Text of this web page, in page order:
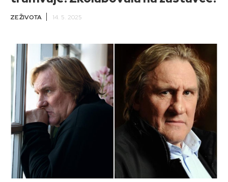
ZE ŽIVOTA 14. 5. 2025